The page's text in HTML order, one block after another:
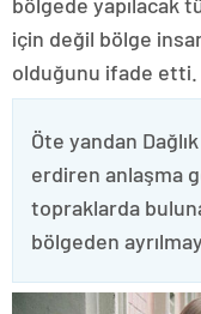
için değil bölge
olduğunu ifade etti.
Öte yandan
erdiren anlaşma
topraklarda
bölgeden